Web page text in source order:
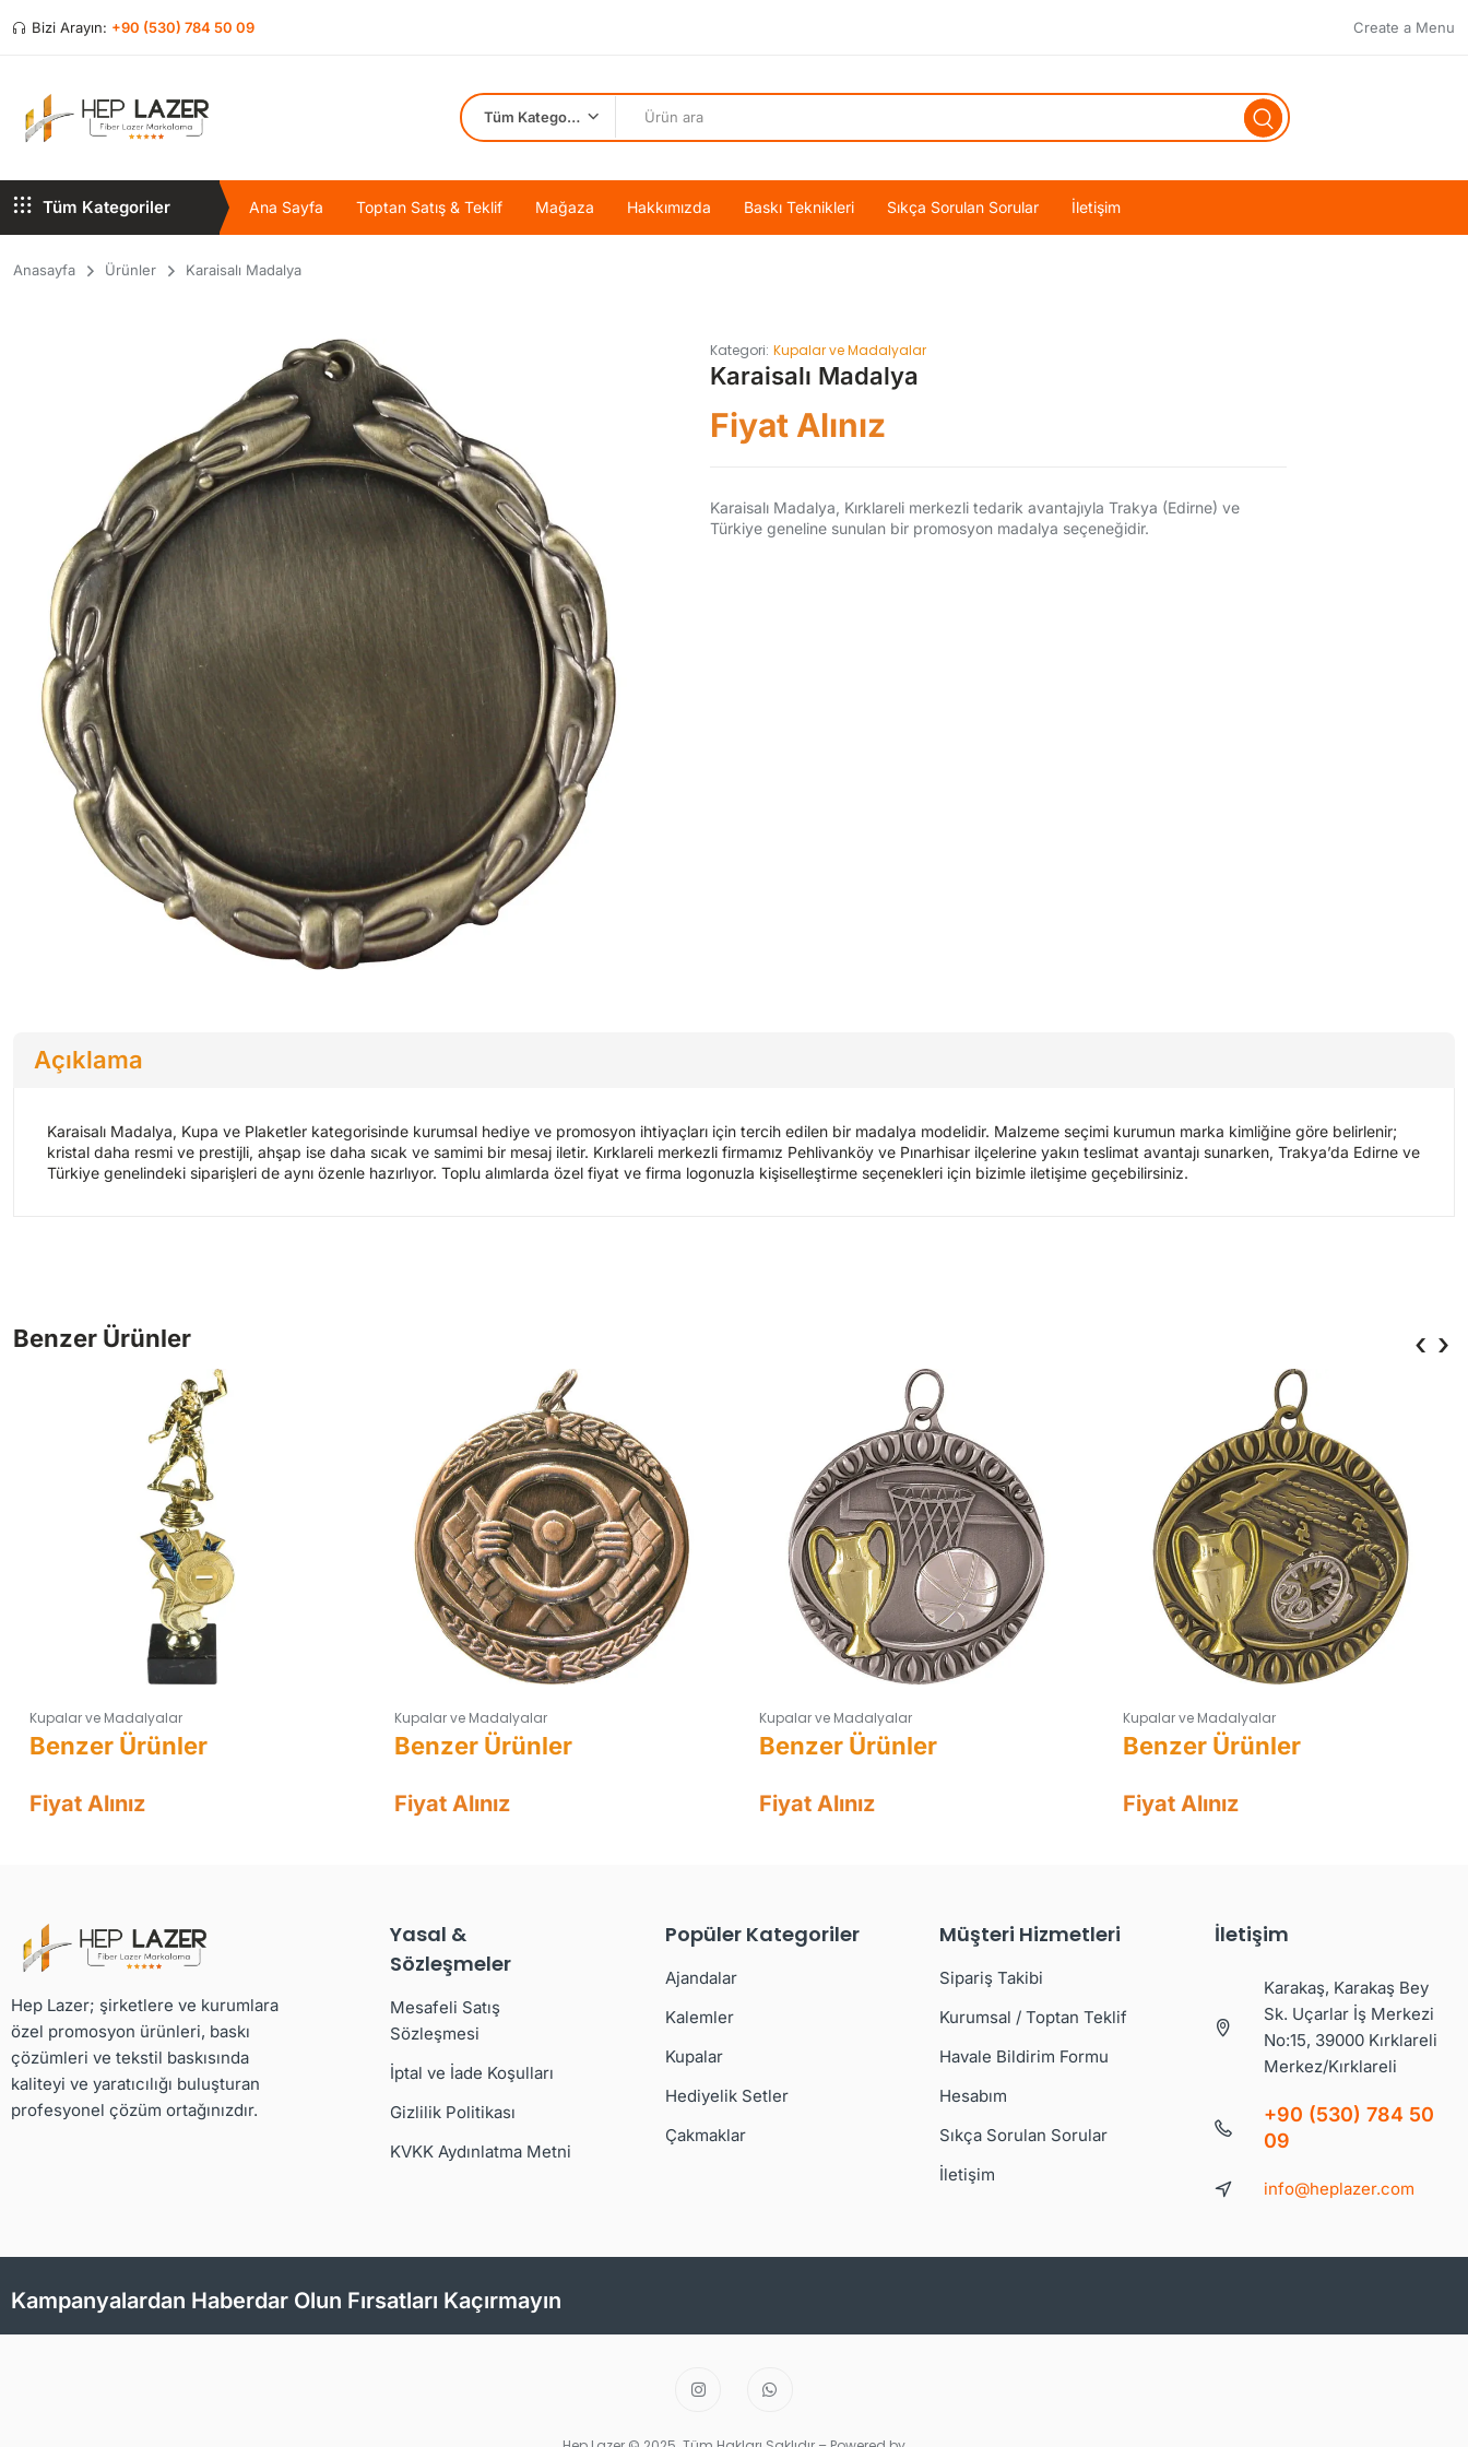
Bizi Arayın: +90 (530) 784 50 09 Create a Menu
Tüm Kategoriler
Tüm Kategoriler Ana Sayfa Toptan Satış & Teklif Mağaza Hakkımızda Baskı Teknikleri Sıkça Sorulan Sorular İletişim
Anasayfa Ürünler Karaisalı Madalya
Kategori: Kupalar ve Madalyalar
Karaisalı Madalya
Fiyat Alınız
Karaisalı Madalya, Kırklareli merkezli tedarik avantajıyla Trakya (Edirne) ve
Türkiye geneline sunulan bir promosyon madalya seçeneğidir.
Açıklama
Karaisalı Madalya, Kupa ve Plaketler kategorisinde kurumsal hediye ve promosyon ihtiyaçları için tercih edilen bir madalya modelidir. Malzeme seçimi kurumun marka kimliğine göre belirlenir;
kristal daha resmi ve prestijli, ahşap ise daha sıcak ve samimi bir mesaj iletir. Kırklareli merkezli firmamız Pehlivanköy ve Pınarhisar ilçelerine yakın teslimat avantajı sunarken, Trakya’da Edirne ve
Türkiye genelindeki siparişleri de aynı özenle hazırlıyor. Toplu alımlarda özel fiyat ve firma logonuzla kişiselleştirme seçenekleri için bizimle iletişime geçebilirsiniz.
Kupalar ve Madalyalar
Fiyat Alınız
Kupalar ve Madalyalar
Fiyat Alınız
Kupalar ve Madalyalar
Fiyat Alınız
Kupalar ve Madalyalar
Fiyat Alınız
‹ ›
Hep Lazer; şirketlere ve kurumlara
özel promosyon ürünleri, baskı
çözümleri ve tekstil baskısında
kaliteyi ve yaratıcılığı buluşturan
profesyonel çözüm ortağınızdır.
Yasal &
Sözleşmeler
Mesafeli Satış
Sözleşmesi
İptal ve İade Koşulları
Gizlilik Politikası
KVKK Aydınlatma Metni
Popüler Kategoriler
Ajandalar
Kalemler
Kupalar
Hediyelik Setler
Çakmaklar
Müşteri Hizmetleri
Sipariş Takibi
Kurumsal / Toptan Teklif
Havale Bildirim Formu
Hesabım
Sıkça Sorulan Sorular
İletişim
İletişim
Karakaş, Karakaş Bey
Sk. Uçarlar İş Merkezi
No:15, 39000 Kırklareli
Merkez/Kırklareli
+90 (530) 784 50
09
info@heplazer.com
Kampanyalardan Haberdar Olun Fırsatları Kaçırmayın